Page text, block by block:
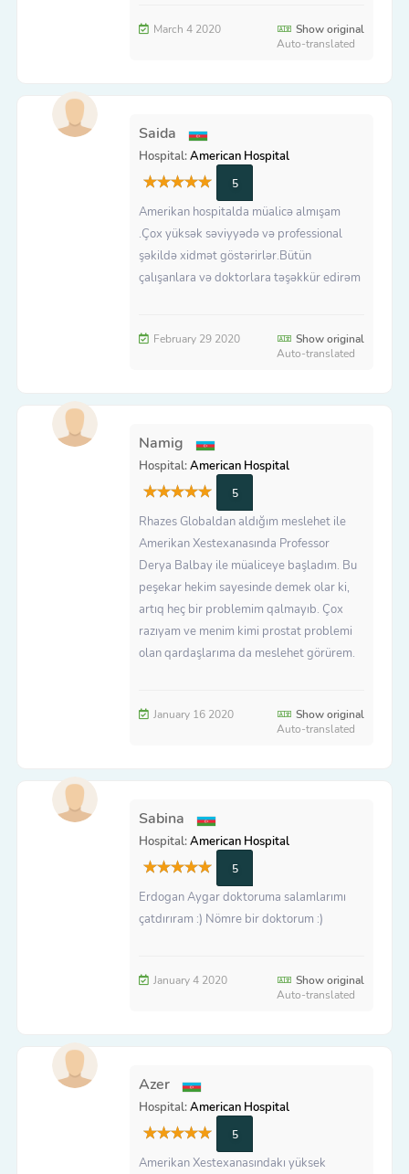
March 4 2020
Show original
Auto-translated
Saida
Hospital:American Hospital
5
Amerikan hospitalda müalicə almışam
.Çox yüksək səviyyədə və professional
şəkildə xidmət göstərirlər.Bütün
çalışanlara və doktorlara təşəkkür edirəm
February 29 2020
Show original
Auto-translated
Namig
Hospital:American Hospital
5
Rhazes Globaldan aldığım meslehet ile
Amerikan Xestexanasında Professor
Derya Balbay ile müaliceye başladım. Bu
peşekar hekim sayesinde demek olar ki,
artıq heç bir problemim qalmayıb. Çox
razıyam ve menim kimi prostat problemi
olan qardaşlarıma da meslehet görürem.
January 16 2020
Show original
Auto-translated
Sabina
Hospital:American Hospital
5
Erdogan Aygar doktoruma salamlarımı
çatdırıram :) Nömre bir doktorum :)
January 4 2020
Show original
Auto-translated
Azer
Hospital:American Hospital
5
Amerikan Xestexanasındakı yüksek